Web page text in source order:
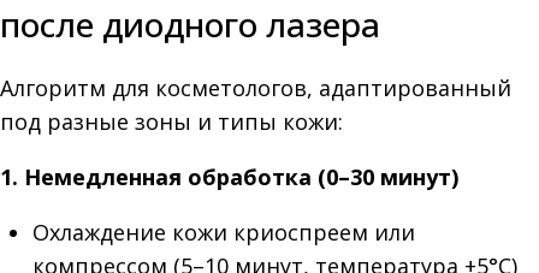
после диодного лазера
Алгоритм для косметологов, адаптированный
под разные зоны и типы кожи:
1. Немедленная обработка (0–30 минут)
Охлаждение кожи криоспреем или
компрессом (5–10 минут, температура +5°C)